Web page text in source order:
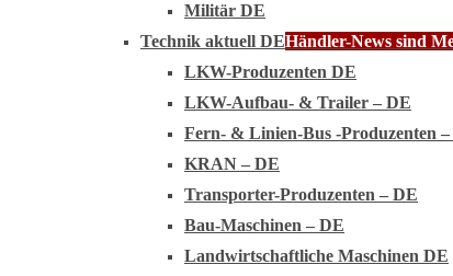
Militär DE
Technik aktuell DEHändler-News sind
LKW-Produzenten DE
LKW-Aufbau- & Trailer – DE
Fern- & Linien-Bus -Produzenten –
KRAN – DE
Transporter-Produzenten – DE
Bau-Maschinen – DE
Landwirtschaftliche Maschinen DE